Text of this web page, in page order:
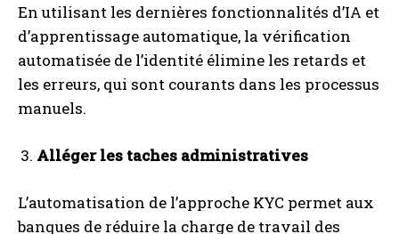
En utilisant les dernières fonctionnalités d’IA et
d’apprentissage automatique, la vérification
automatisée de l’identité élimine les retards et
les erreurs, qui sont courants dans les processus
manuels.
Alléger les taches administratives
L’automatisation de l’approche KYC permet aux
banques de réduire la charge de travail des